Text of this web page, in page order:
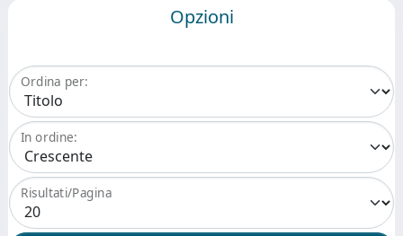
Opzioni
Ordina per:
In ordine:
Risultati/Pagina